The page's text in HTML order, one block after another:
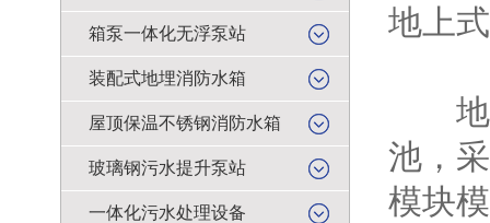
箱泵一体化无浮泵站
装配式地埋消防水箱
屋顶保温不锈钢消防水箱
玻璃钢污水提升泵站
一体化污水处理设备
地上
地埋
池，
模块